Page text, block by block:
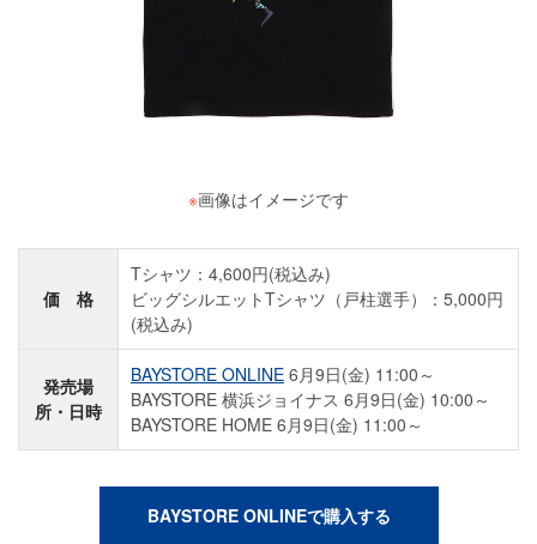
※画像はイメージです
価 格
Tシャツ：4,600円(税込み)
ビッグシルエットTシャツ（戸柱選手）：5,000円
(税込み)
発売場
所・日時
BAYSTORE ONLINE 6月9日(金) 11:00～
BAYSTORE 横浜ジョイナス 6月9日(金) 10:00～
BAYSTORE HOME 6月9日(金) 11:00～
BAYSTORE ONLINEで購入する